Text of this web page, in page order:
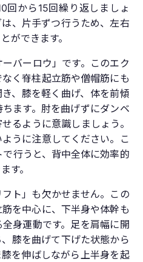
回から15回繰り返しましょ
、片手ずつ行うため、左右
ができます。
バーロウ」です。このエク
く脊柱起立筋や僧帽筋にも
、膝を軽く曲げ、体を前傾
ます。肘を曲げずにダンベ
るように意識しましょう。
うに注意してください。こ
行うと、背中全体に効率的
す。
ト」も欠かせません。この
を中心に、下半身や体幹も
身運動です。足を肩幅に開
膝を曲げて下げた状態から
を伸ばしながら上半身を起